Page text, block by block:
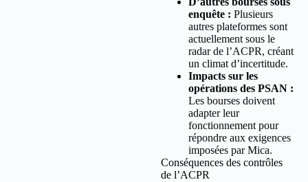
enquête : Plusieurs
autres plateformes sont
actuellement sous le
radar de l’ACPR, créant
un climat d’incertitude.
Impacts sur les
opérations des PSAN :
Les bourses doivent
adapter leur
fonctionnement pour
répondre aux exigences
imposées par Mica.
Conséquences des contrôles
de l’ACPR